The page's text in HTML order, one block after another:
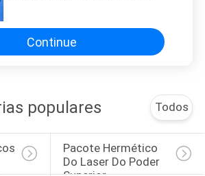
Continue
populares Todos
Pacote Hermético
Do Laser Do Poder